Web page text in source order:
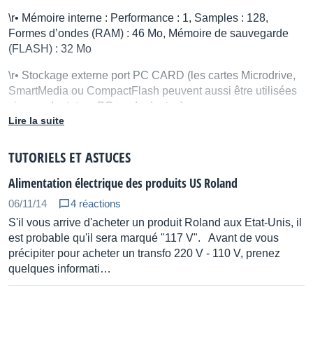
\r• Mémoire interne : Performance : 1, Samples : 128,
Formes d’ondes (RAM) : 46 Mo, Mémoire de sauvegarde
(FLASH) : 32 Mo
\r• Stockage externe port PC CARD (les cartes Microdrive,
SmartMedia ou CompactFlash peuvent aussi être utilisées
via un adaptateur PC card adapter.)
\r• Format de données 16 bits linéaire
\r• Traitement du signal Conversion A/N : 24 bits,
Conversion N/A : 24 bits, Traitement interne, (section
générateur de son) : 32 bits (virgule flottante), (section
effets) : 24 bits (fixe)
\r• Niveau d’entrée nominal INPUT (LINE) : - 18 dBu,
INPUT (MIC) : - 43 dBu
Lire la suite
TUTORIELS ET ASTUCES
Alimentation électrique des produits US Roland
06/11/14
4 réactions
S'il vous arrive d'acheter un produit Roland aux Etat-Unis, il
est probable qu'il sera marqué "117 V". Avant de vous
précipiter pour acheter un transfo 220 V - 110 V, prenez
quelques informati…